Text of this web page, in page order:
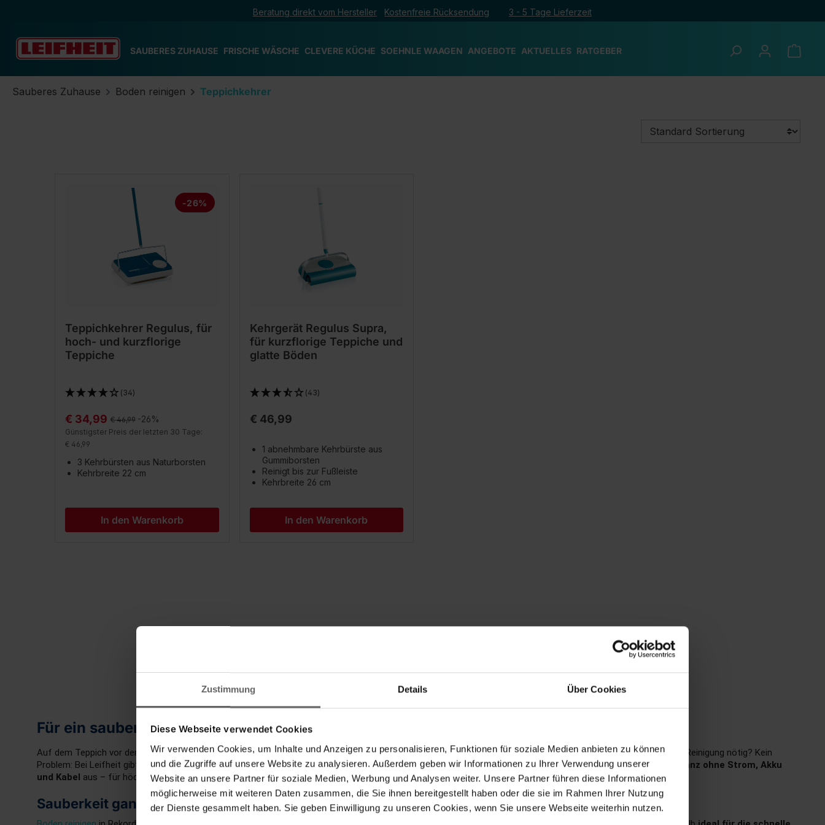
Zustimmung Details Über Cookies
Diese Webseite verwendet Cookies
Wir verwenden Cookies, um Inhalte und Anzeigen zu personalisieren, Funktionen für soziale Medien anbieten zu können
und die Zugriffe auf unsere Website zu analysieren. Außerdem geben wir Informationen zu Ihrer Verwendung unserer
Website an unsere Partner für soziale Medien, Werbung und Analysen weiter. Unsere Partner führen diese Informationen
möglicherweise mit weiteren Daten zusammen, die Sie ihnen bereitgestellt haben oder die sie im Rahmen Ihrer Nutzung
der Dienste gesammelt haben. Sie geben Einwilligung zu unseren Cookies, wenn Sie unsere Webseite weiterhin nutzen.
Beratung direkt vom Hersteller Kostenfreie Rücksendung 3 - 5 Tage Lieferzeit
SAUBERES ZUHAUSE FRISCHE WÄSCHE CLEVERE KÜCHE SOEHNLE WAAGEN ANGEBOTE AKTUELLES RATGEBER
Sauberes Zuhause Boden reinigen Teppichkehrer
-26%
Teppichkehrer Regulus, für
hoch- und kurzflorige
Teppiche
(34)
€ 34,99 Regulärer Preis:
€ 46,99 -26%
Günstigster Preis der letzten 30 Tage:
€ 46,99
3 Kehrbürsten aus Naturborsten
Kehrbreite 22 cm
In den Warenkorb
Kehrgerät Regulus Supra,
für kurzflorige Teppiche und
glatte Böden
(43)
€ 46,99
1 abnehmbare Kehrbürste aus
Gummiborsten
Reinigt bis zur Fußleiste
Kehrbreite 26 cm
In den Warenkorb
Für ein sauberes Zuhause: Teppichkehrer bei Leifheit kaufen
Auf dem Teppich vor dem Sofa befinden sich Krümel vom DVD-Abend? Der Vierbeiner hat Haare auf dem Läufer im Flur verloren? Oder der Badteppich hat eine Reinigung nötig? Kein
Problem: Bei Leifheit gibt es Hilfe in Form vonTeppichkehrern, die im Handumdrehen für Sauberkeit sorgen. Und das Beste: DieTeppichkehrerkommen
ganz ohne Strom, Akku
und Kabel aus – für höchste Flexibilität.
Sauberkeit ganz ohne Strom